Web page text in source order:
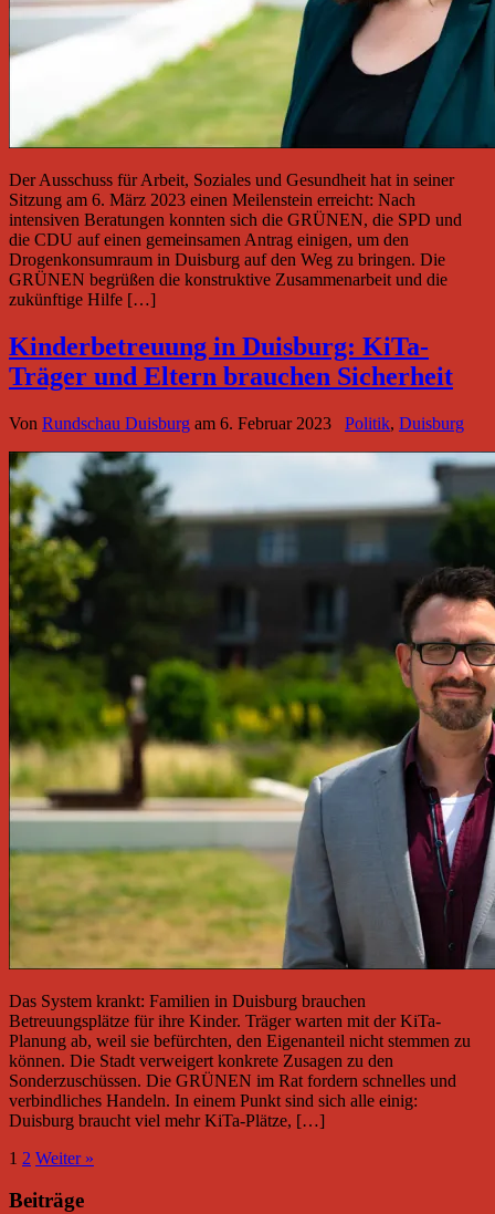
Der Ausschuss für Arbeit, Soziales und Gesundheit hat in seiner
Sitzung am 6. März 2023 einen Meilenstein erreicht: Nach
intensiven Beratungen konnten sich die GRÜNEN, die SPD und
die CDU auf einen gemeinsamen Antrag einigen, um den
Drogenkonsumraum in Duisburg auf den Weg zu bringen. Die
GRÜNEN begrüßen die konstruktive Zusammenarbeit und die
zukünftige Hilfe […]
Kinderbetreuung in Duisburg: KiTa-
Träger und Eltern brauchen Sicherheit
Von Rundschau Duisburg am 6. Februar 2023 Politik, Duisburg
Das System krankt: Familien in Duisburg brauchen
Betreuungsplätze für ihre Kinder. Träger warten mit der KiTa-
Planung ab, weil sie befürchten, den Eigenanteil nicht stemmen zu
können. Die Stadt verweigert konkrete Zusagen zu den
Sonderzuschüssen. Die GRÜNEN im Rat fordern schnelles und
verbindliches Handeln. In einem Punkt sind sich alle einig:
Duisburg braucht viel mehr KiTa-Plätze, […]
1 2 Weiter »
Beiträge